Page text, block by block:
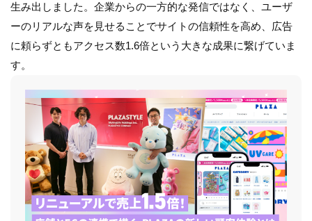
生み出しました。企業からの一方的な発信ではなく、ユーザ
ーのリアルな声を見せることでサイトの信頼性を高め、広告
に頼らずともアクセス数1.6倍という大きな成果に繋げていま
す。